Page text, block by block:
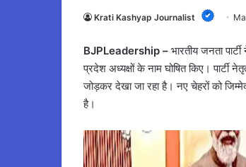
Krati Kashyap Journalist
BJPLeadership – भारतीय जनता
प्रदेश अध्यक्षों के नाम घोषित किए।
जोड़कर देखा जा रहा है। नए चेहरों को
है।